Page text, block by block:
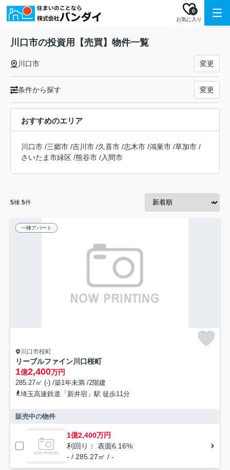
お気に入り
0
川口市の投資用【売買】物件一覧
川口市 変更
条件から探す 変更
おすすめのエリア
川口市 /三郷市 /吉川市 /久喜市 /志木市 /鴻巣市 /草加市 /
さいたま市緑区 /熊谷市 /入間市
5棟 5件
一棟アパート
川口市桜町
リーブルファイン川口桜町
1億2,400万円
285.27㎡ (-) /築1年未満 /2階建
埼玉高速鉄道「新井宿」駅 徒歩11分
販売中の物件
1億2,400万円
利回り： 表面6.16%
- / 285.27㎡ / -